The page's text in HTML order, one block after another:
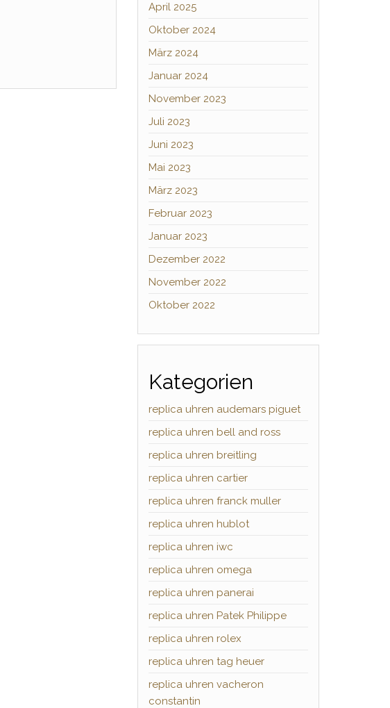
April 2025
Oktober 2024
März 2024
Januar 2024
November 2023
Juli 2023
Juni 2023
Mai 2023
März 2023
Februar 2023
Januar 2023
Dezember 2022
November 2022
Oktober 2022
Kategorien
replica uhren audemars piguet
replica uhren bell and ross
replica uhren breitling
replica uhren cartier
replica uhren franck muller
replica uhren hublot
replica uhren iwc
replica uhren omega
replica uhren panerai
replica uhren Patek Philippe
replica uhren rolex
replica uhren tag heuer
replica uhren vacheron
constantin